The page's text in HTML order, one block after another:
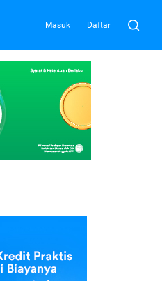
Masuk Daftar